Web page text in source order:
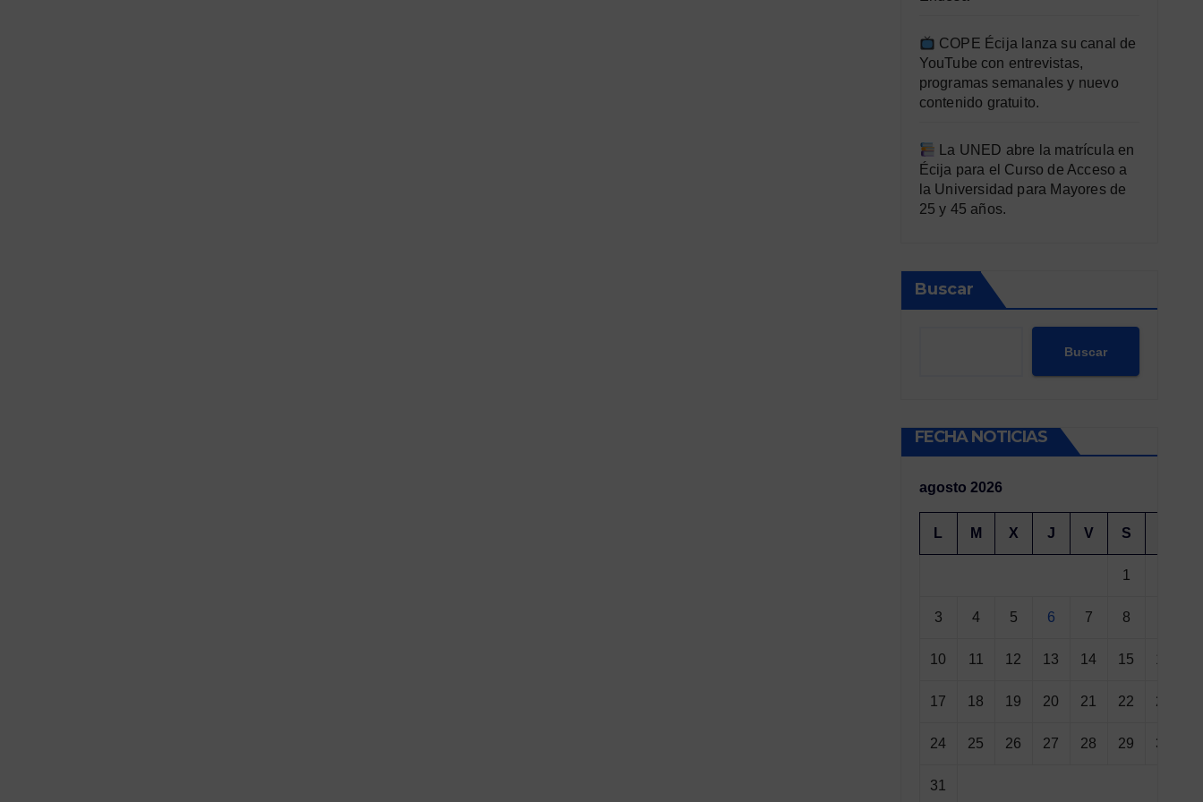
COPE Écija lanza su canal de
YouTube con entrevistas,
programas semanales y nuevo
contenido gratuito.
La UNED abre la matrícula en
Écija para el Curso de Acceso a
la Universidad para Mayores de
25 y 45 años.
Buscar
Buscar
FECHA NOTICIAS
agosto 2026
L M X J V S
1
3 4 5 6 7 8
10 11 12 13 14 15 16
17 18 19 20 21 22 23
24 25 26 27 28 29 30
31